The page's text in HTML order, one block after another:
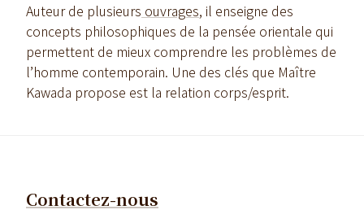
Auteur de plusieurs ouvrages, il enseigne des
concepts philosophiques de la pensée orientale qui
permettent de mieux comprendre les problèmes de
l’homme contemporain. Une des clés que Maître
Kawada propose est la relation corps/esprit.
Contactez-nous